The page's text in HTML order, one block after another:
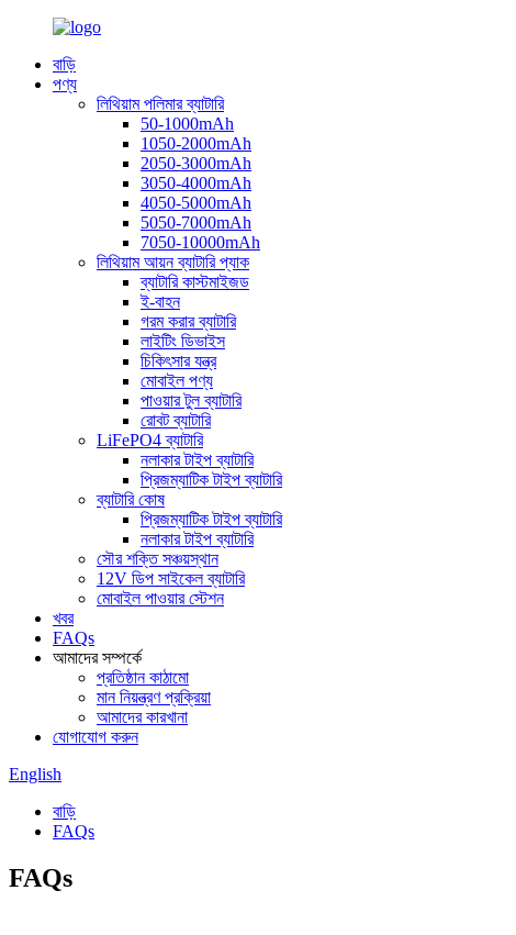
বাড়ি
পণ্য
লিথিয়াম পলিমার ব্যাটারি
50-1000mAh
1050-2000mAh
2050-3000mAh
3050-4000mAh
4050-5000mAh
5050-7000mAh
7050-10000mAh
লিথিয়াম আয়ন ব্যাটারি প্যাক
ব্যাটারি কাস্টমাইজড
ই-বাহন
গরম করার ব্যাটারি
লাইটিং ডিভাইস
চিকিৎসার যন্ত্র
মোবাইল পণ্য
পাওয়ার টুল ব্যাটারি
রোবট ব্যাটারি
LiFePO4 ব্যাটারি
নলাকার টাইপ ব্যাটারি
প্রিজম্যাটিক টাইপ ব্যাটারি
ব্যাটারি কোষ
প্রিজম্যাটিক টাইপ ব্যাটারি
নলাকার টাইপ ব্যাটারি
সৌর শক্তি সঞ্চয়স্থান
12V ডিপ সাইকেল ব্যাটারি
মোবাইল পাওয়ার স্টেশন
খবর
FAQs
আমাদের সম্পর্কে
প্রতিষ্ঠান কাঠামো
মান নিয়ন্ত্রণ প্রক্রিয়া
আমাদের কারখানা
যোগাযোগ করুন
English
বাড়ি
FAQs
FAQs